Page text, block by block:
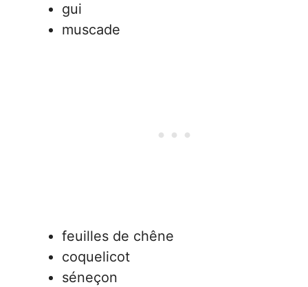
gui
muscade
feuilles de chêne
coquelicot
séneçon